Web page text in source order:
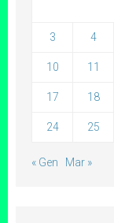
3 4
10 11
17 18
24 25
« Gen Mar »